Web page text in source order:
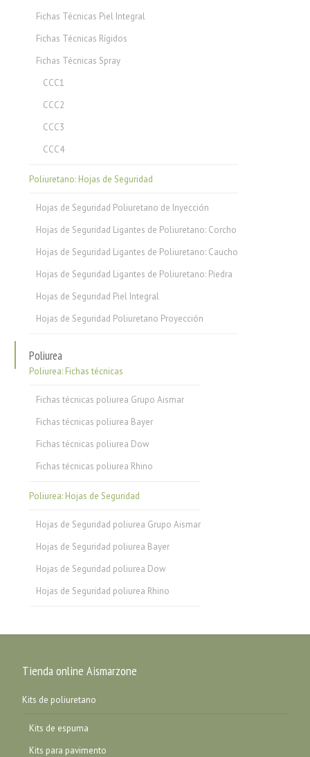
Fichas Técnicas Piel Integral
Fichas Técnicas Rígidos
Fichas Técnicas Spray
CCC1
CCC2
CCC3
CCC4
Poliuretano: Hojas de Seguridad
Hojas de Seguridad Poliuretano de Inyección
Hojas de Seguridad Ligantes de Poliuretano: Corcho
Hojas de Seguridad Ligantes de Poliuretano: Caucho
Hojas de Seguridad Ligantes de Poliuretano: Piedra
Hojas de Seguridad Piel Integral
Hojas de Seguridad Poliuretano Proyección
Poliurea
Poliurea: Fichas técnicas
Fichas técnicas poliurea Grupo Aismar
Fichas técnicas poliurea Bayer
Fichas técnicas poliurea Dow
Fichas técnicas poliurea Rhino
Poliurea: Hojas de Seguridad
Hojas de Seguridad poliurea Grupo Aismar
Hojas de Seguridad poliurea Bayer
Hojas de Seguridad poliurea Dow
Hojas de Seguridad poliurea Rhino
Tienda online Aismarzone
Kits de poliuretano
Kits de espuma
Kits para pavimento